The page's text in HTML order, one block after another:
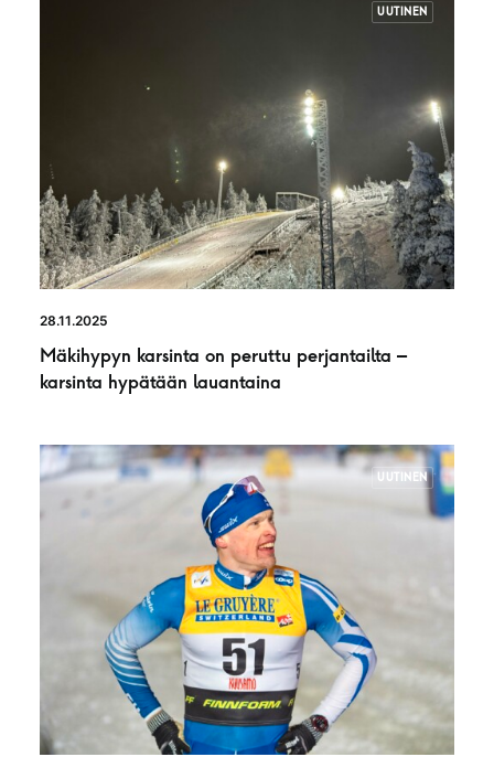
UUTINEN
28.11.2025
Mäkihypyn karsinta on peruttu perjantailta –
karsinta hypätään lauantaina
UUTINEN